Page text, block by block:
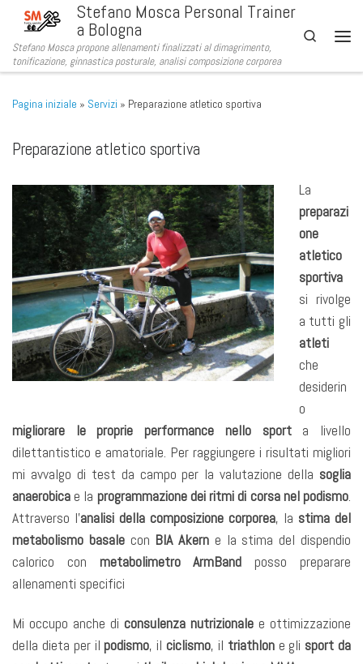
Passa al contenutoStefano Mosca Personal Trainer
a Bologna
Stefano Mosca propone allenamenti finalizzati al dimagrimento,
tonificazione, ginnastica posturale, analisi composizione corporea
Search
Pagina iniziale » Servizi » Preparazione atletico sportiva
Preparazione atletico sportiva
La
preparazi
one
atletico
sportiva
si rivolge
a tutti gli
atleti
che
desiderin
o
migliorare le proprie performance nello sporta livello
dilettantistico e amatoriale. Per raggiungere i risultati migliori
mi avvalgo di test da campo per la valutazione della soglia
anaerobicae la programmazione dei ritmi di corsa nel podismo.
Attraverso l’analisi della composizione corporea, la stima del
metabolismo basalecon BIA Akern e la stima del dispendio
calorico con metabolimetro ArmBand posso preparare
allenamenti specifici
Mi occupo anche di consulenza nutrizionale e ottimizzazione
della dieta per ilpodismo, ilciclismo, il triathlone gli sport da